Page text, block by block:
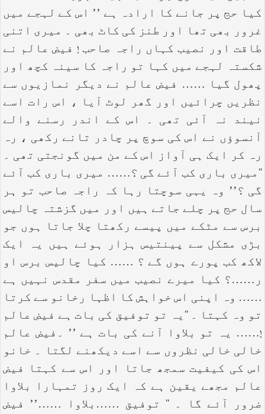
کیا حج پر جانے کا ارادہ ہے ’’ اس کے لہجے میں
غرور بھی تھا اور طنز کی کاٹ بھی ۔ میری اتنی
طاقت اور نصیب کہاں راجہ صاحب ! فیض عالم نے
شکستہ لہجے میں کہا تو راجہ کا سینہ کچھ اور
پھول گیا …… فیض عالم نے دیگر نمازیوں سے
نظریں چرائیں اور گھر لوٹ آیا ، اس رات اسے
نیند نہ آئی تھی ۔ اس کے اندر رسنے والے
آنسوؤں نے اس کی سوچ پر چادر تانے رکھی ، رہ
رہ کر ایک ہی آواز اس کے من میں گونجتی تھی ۔
‘‘میری باری کب آئے گی ؟…… میری باری کب آئے
گی ؟’’ وہ یہی سوچتا رہا کہ راجہ صاحب تو ہر
سال حج پر چلے جاتے ہیں اور میں گزشتہ چالیس
برس سے مٹکے میں پیسے رکھتا چلا جاتا ہوں جو
بڑی مشکل سے پینتیس ہزار ہوئے ہیں یہ ایک
لاکھ کب پورے ہوں گے ؟ …… کیا چالیس برس او
ر……؟ کیا میرے نصیب میں سفر مقدس نہیں ہے
…… وہ اپنی اس خواہش کا اظہا رخانو سے کرتا
تو وہ کہتا ۔ ‘‘یہ تو توفیق کی بات ہے فیض عالم
!…… یہ تو بلاوا آنے کی بات ہے ’’ ۔فیض عالم
خالی خالی نظروں سے اسے دیکھنے لگتا ۔ خانو
اس کی کیفیت سمجھ جاتا اور اس سے کہتا فیض
عالم مجھے یقین ہے کہ ایک روز تمہارا بلاوا
ضرور آئے گا ۔ ‘‘ توفیق ……بلاوا ……’’ فیض